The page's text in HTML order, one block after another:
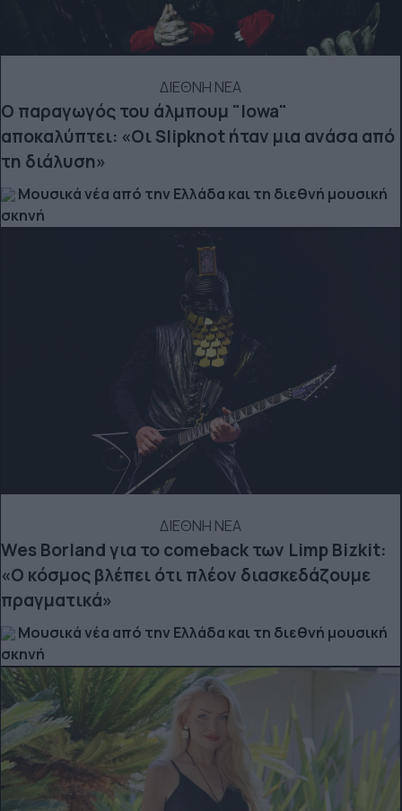
ΔΙΕΘΝΗ ΝΕΑ
Ο παραγωγός του άλμπουμ "Iowa"
αποκαλύπτει: «Οι Slipknot ήταν μια ανάσα από
τη διάλυση»
Μουσικά νέα από την Ελλάδα και τη διεθνή μουσική
σκηνή
ΔΙΕΘΝΗ ΝΕΑ
Wes Borland για το comeback των Limp Bizkit:
«Ο κόσμος βλέπει ότι πλέον διασκεδάζουμε
πραγματικά»
Μουσικά νέα από την Ελλάδα και τη διεθνή μουσική
σκηνή